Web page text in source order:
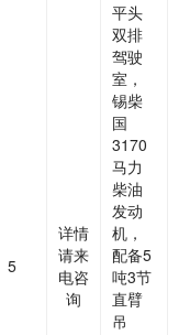
5
详情
请来
电咨
询
平头
双排
驾驶
室，
锡柴
国
3170
马力
柴油
发动
机，
配备5
吨3节
直臂
吊